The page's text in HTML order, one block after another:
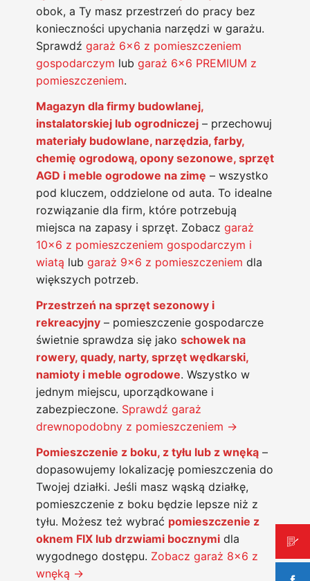
obok, a Ty masz przestrzeń do pracy bez
konieczności upychania narzędzi w garażu.
Sprawdź garaż 6×6 z pomieszczeniem
gospodarczym lub garaż 6×6 PREMIUM z
pomieszczeniem.
Magazyn dla firmy budowlanej,
instalatorskiej lub ogrodniczej – przechowuj
materiały budowlane, narzędzia, farby,
chemię ogrodową, opony sezonowe, sprzęt
AGD i meble ogrodowe na zimę – wszystko
pod kluczem, oddzielone od auta. To idealne
rozwiązanie dla firm, które potrzebują
miejsca na zapasy i sprzęt. Zobacz garaż
10×6 z pomieszczeniem gospodarczym i
wiatą lub garaż 9×6 z pomieszczeniem dla
większych potrzeb.
Przestrzeń na sprzęt sezonowy i
rekreacyjny – pomieszczenie gospodarcze
świetnie sprawdza się jako schowek na
rowery, quady, narty, sprzęt wędkarski,
namioty i meble ogrodowe. Wszystko w
jednym miejscu, uporządkowane i
zabezpieczone. Sprawdź garaż
drewnopodobny z pomieszczeniem →
Pomieszczenie z boku, z tyłu lub z wnęką –
dopasowujemy lokalizację pomieszczenia do
Twojej działki. Jeśli masz wąską działkę,
pomieszczenie z boku będzie lepsze niż z
tyłu. Możesz też wybrać pomieszczenie z
oknem FIX lub drzwiami bocznymi dla
wygodnego dostępu. Zobacz garaż 8×6 z
wnęką →